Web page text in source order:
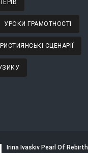
УРОКИ ГРАМОТНОСТІ
СЦЕНАРІЇ